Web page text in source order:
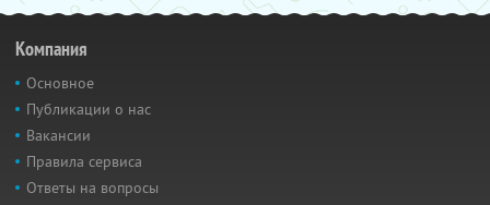
Компания
Основное
Публикации о нас
Вакансии
Правила сервиса
Ответы на вопросы